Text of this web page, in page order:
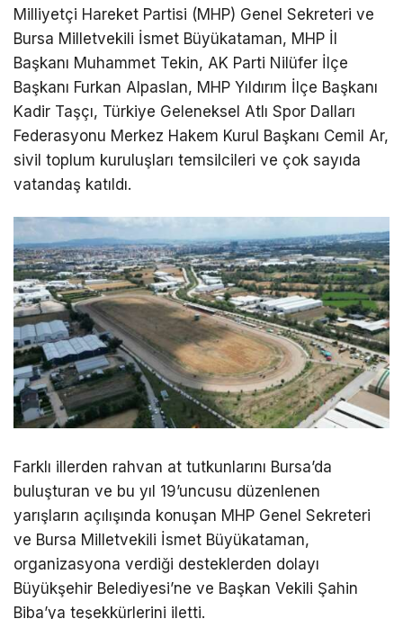
Milliyetçi Hareket Partisi (MHP) Genel Sekreteri ve
Bursa Milletvekili İsmet Büyükataman, MHP İl
Başkanı Muhammet Tekin, AK Parti Nilüfer İlçe
Başkanı Furkan Alpaslan, MHP Yıldırım İlçe Başkanı
Kadir Taşçı, Türkiye Geleneksel Atlı Spor Dalları
Federasyonu Merkez Hakem Kurul Başkanı Cemil Ar,
sivil toplum kuruluşları temsilcileri ve çok sayıda
vatandaş katıldı.
Farklı illerden rahvan at tutkunlarını Bursa’da
buluşturan ve bu yıl 19’uncusu düzenlenen
yarışların açılışında konuşan MHP Genel Sekreteri
ve Bursa Milletvekili İsmet Büyükataman,
organizasyona verdiği desteklerden dolayı
Büyükşehir Belediyesi’ne ve Başkan Vekili Şahin
Biba’ya teşekkürlerini iletti.